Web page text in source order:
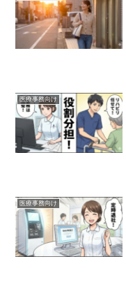
医療事務向け
医療事務向け